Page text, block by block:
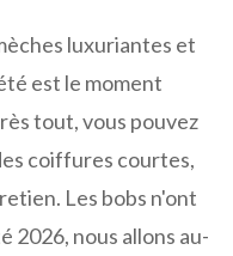
luxuriantes et
est le moment
tout, vous pouvez
coiffures courtes,
Les bobs n'ont
2026, nous allons au-